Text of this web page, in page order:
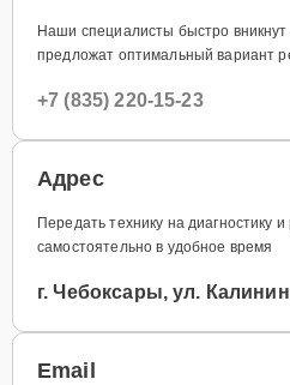
Наши специалисты быстро вникнут
предложат оптимальный вариант
+7 (835) 220-15-23
Адрес
Передать технику на диагностику
самостоятельно в удобное время
г. Чебоксары, ул.
Email